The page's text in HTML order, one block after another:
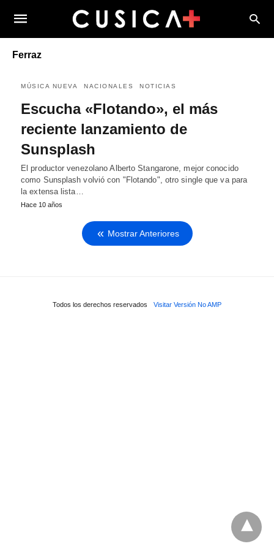
Ferraz
MÚSICA NUEVA NACIONALES NOTICIAS
Escucha «Flotando», el más
reciente lanzamiento de
Sunsplash
El productor venezolano Alberto Stangarone, mejor conocido
como Sunsplash volvió con "Flotando", otro single que va para
la extensa lista…
Hace 10 años
Mostrar Anteriores
Todos los derechos reservados Visitar Versión No AMP